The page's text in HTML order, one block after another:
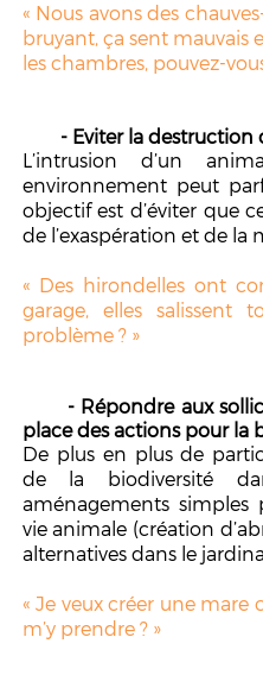
« Nous avons des
bruyant, ça sent mauvais
les chambres, pouvez-
- Eviter la destruction
L’intrusion d’un
environnement peut
objectif est d’éviter que
de l’exaspération et de la
« Des hirondelles ont
garage, elles salissent
problème ? »
- Répondre aux
place des actions pour la
De plus en plus de
de la biodiversité
aménagements simples
vie animale (création
alternatives dans le
« Je veux créer une
m’y prendre ? »